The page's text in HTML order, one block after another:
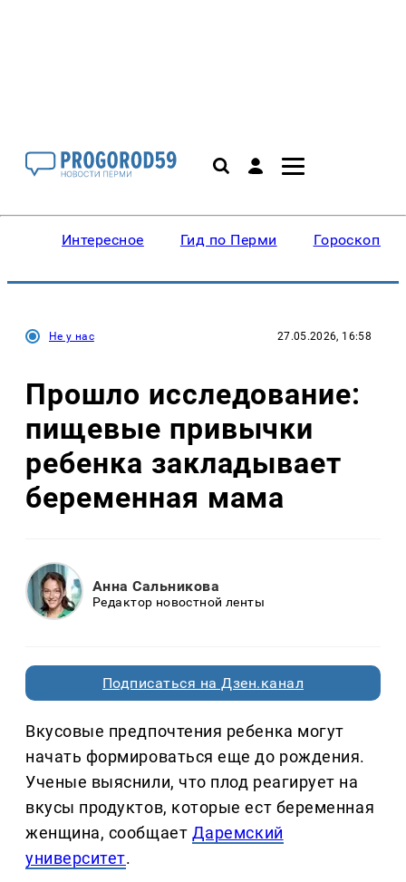
Интересное Гид по Перми Гороскопы
Не у нас 27.05.2026, 16:58
Прошло исследование:
пищевые привычки
ребенка закладывает
беременная мама
Анна Сальникова
Редактор новостной ленты
Подписаться на Дзен.канал
Вкусовые предпочтения ребенка могут
начать формироваться еще до рождения.
Ученые выяснили, что плод реагирует на
вкусы продуктов, которые ест беременная
женщина, сообщает Даремский
университет.